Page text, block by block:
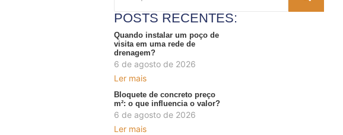
POSTS RECENTES:
Quando instalar um poço de
visita em uma rede de
drenagem?
6 de agosto de 2026
Ler mais
Bloquete de concreto preço
m²: o que influencia o valor?
6 de agosto de 2026
Ler mais